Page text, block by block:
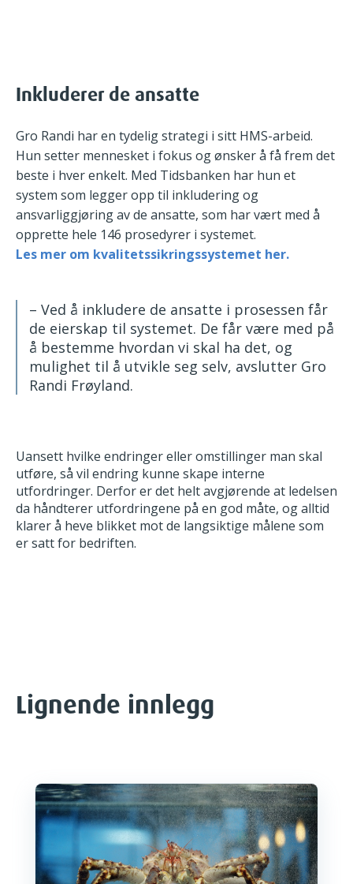
Inkluderer de ansatte
Gro Randi har en tydelig strategi i sitt HMS-arbeid.
Hun setter mennesket i fokus og ønsker å få frem det
beste i hver enkelt. Med Tidsbanken har hun et
system som legger opp til inkludering og
ansvarliggjøring av de ansatte, som har vært med å
opprette hele 146 prosedyrer i systemet.
Les mer om kvalitetssikringssystemet her.
– Ved å inkludere de ansatte i prosessen får
de eierskap til systemet. De får være med på
å bestemme hvordan vi skal ha det, og
mulighet til å utvikle seg selv, avslutter Gro
Randi Frøyland.
Uansett hvilke endringer eller omstillinger man skal
utføre, så vil endring kunne skape interne
utfordringer. Derfor er det helt avgjørende at ledelsen
da håndterer utfordringene på en god måte, og alltid
klarer å heve blikket mot de langsiktige målene som
er satt for bedriften.
Lignende innlegg